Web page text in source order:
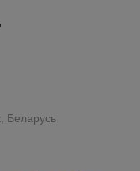
Беларусь